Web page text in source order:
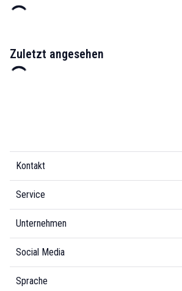
Zuletzt angesehen
Kontakt
Service
Unternehmen
Social Media
Sprache